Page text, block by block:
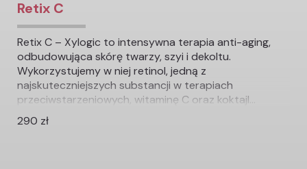
Retix C
Retix C – Xylogic to intensywna terapia anti-aging,
odbudowująca skórę twarzy, szyi i dekoltu.
Wykorzystujemy w niej retinol, jedną z
najskuteczniejszych substancji w terapiach
przeciwstarzeniowych, witaminę C oraz koktajl...
290 zł